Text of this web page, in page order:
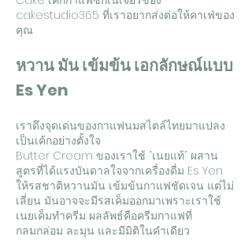
cakestudio365 ที่เราอยากส่งต่อให้คาเฟ่ของ
คุณ
หวาน มัน เข้มข้น เอกลักษณ์แบบ
Es Yen
เราดึงจุดเด่นของกาแฟนมสไตล์ไทยมาแปลง
เป็นเค้กอย่างตั้งใจ
Butter Cream ของเราใช้ “เนยแท้” ผสาน
สูตรที่ได้แรงบันดาลใจจากเครื่องดื่ม Es Yen
ให้รสชาติหวานมัน เข้มข้นกาแฟชัดเจน แต่ไม่
เลี่ยน มันอาจจะมีรสเค็มออกมาเพราะเราใช้
เนยเค็มทำครีม ผลลัพธ์คือครีมกาแฟที่
กลมกล่อม ละมุน และมีมิติในคำเดียว